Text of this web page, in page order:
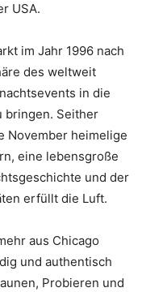
USA.
im Jahr 1996 nach
des weltweit
in die
bringen. Seither
November heimelige
eine lebensgroße
und der
erfüllt die Luft.
aus Chicago
und authentisch
Probieren und